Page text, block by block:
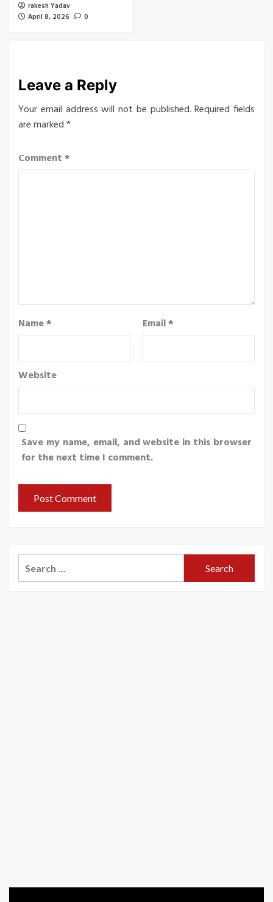
rakesh Yadav
April 8, 2026
0
Leave a Reply
Your email address will not be published. Required fields
are marked*
Comment*
Name* Email*
Website
Save my name, email, and website in this browser
for the next time I comment.
Search
for: